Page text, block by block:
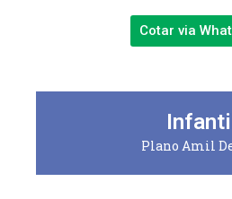
Cotar via
Infantil
Plano Amil